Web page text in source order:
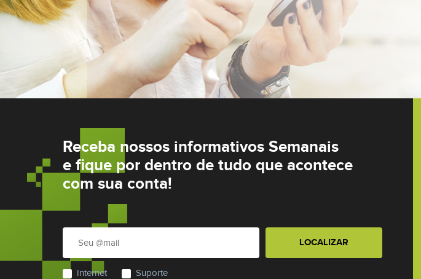
COMECE AGORA
Receba nossos informativos Semanais
e fique por dentro de tudo que acontece
com sua conta!
Internet Suporte